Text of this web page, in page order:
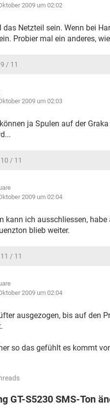
2009 um 02:02
das Netzteil sein. Wenn bei
Probier mal ein anderes,
/ 11
2009 um 02:03
ja Spulen auf der
/ 11
2009 um 02:04
kann ich ausschliessen,
blieb weiter.
/ 11
2009 um 02:04
ausgezogen, bis auf den
so das gefühlt es kommt
GT-S5230 SMS-Ton